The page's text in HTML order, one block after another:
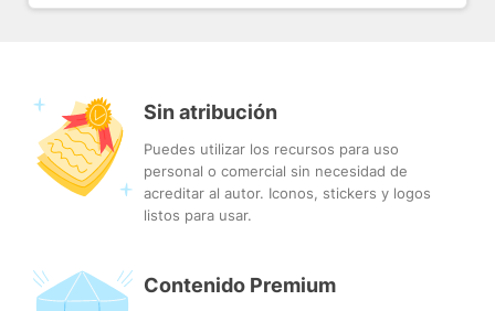
Sin atribución
Puedes utilizar los recursos para uso
personal o comercial sin necesidad de
acreditar al autor. Iconos, stickers y logos
listos para usar.
Contenido Premium